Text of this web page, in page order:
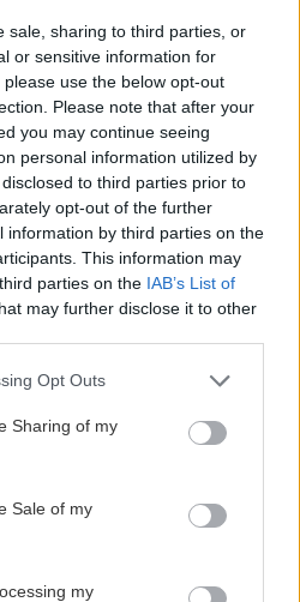
sale, sharing to third parties, or
or sensitive information for
use the below opt-out
Please note that after your
you may continue seeing
personal information utilized by
to third parties prior to
opt-out of the further
information by third parties on the
This information may
parties on the IAB’s List of
may further disclose it to other
app uses one or more Google
behaviour. You may click to
and its third-party tags to
purposes in below Google
Opt Outs
Sharing of my
Sale of my
my
Túžite po strome s
previsnutou korunkou? Z
týchto 11 drevín si určite
vyberiete